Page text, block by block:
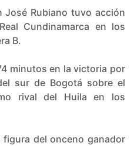
Rubiano tuvo acción
Cundinamarca en los
B.
minutos en la victoria por
sur de Bogotá sobre el
rival del Huila en los
del onceno ganador